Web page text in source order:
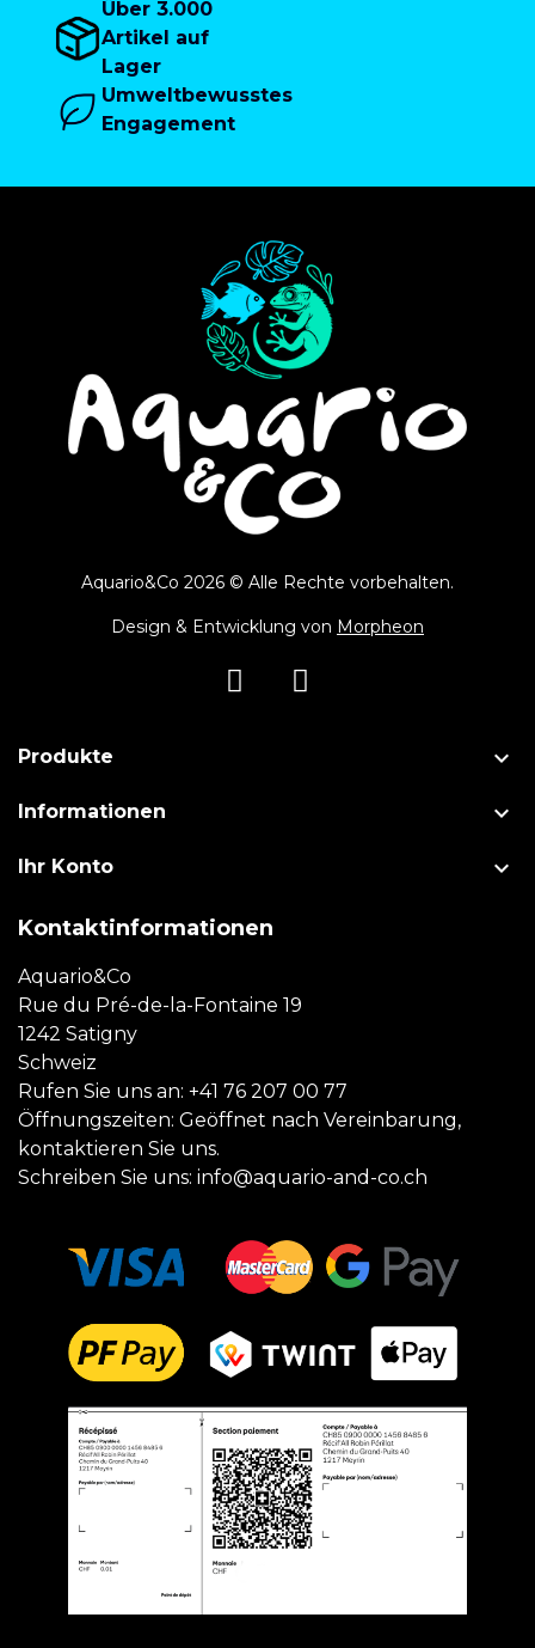
Über 3.000
Artikel auf
Lager
Umweltbewusstes
Engagement
Aquario&Co 2026 © Alle Rechte vorbehalten.
Design & Entwicklung von Morpheon
Produkte 
Informationen 
Ihr Konto 
Kontaktinformationen
Aquario&Co
Rue du Pré-de-la-Fontaine 19
1242 Satigny
Schweiz
Rufen Sie uns an: +41 76 207 00 77
Öffnungszeiten: Geöffnet nach Vereinbarung,
kontaktieren Sie uns.
Schreiben Sie uns: info@aquario-and-co.ch